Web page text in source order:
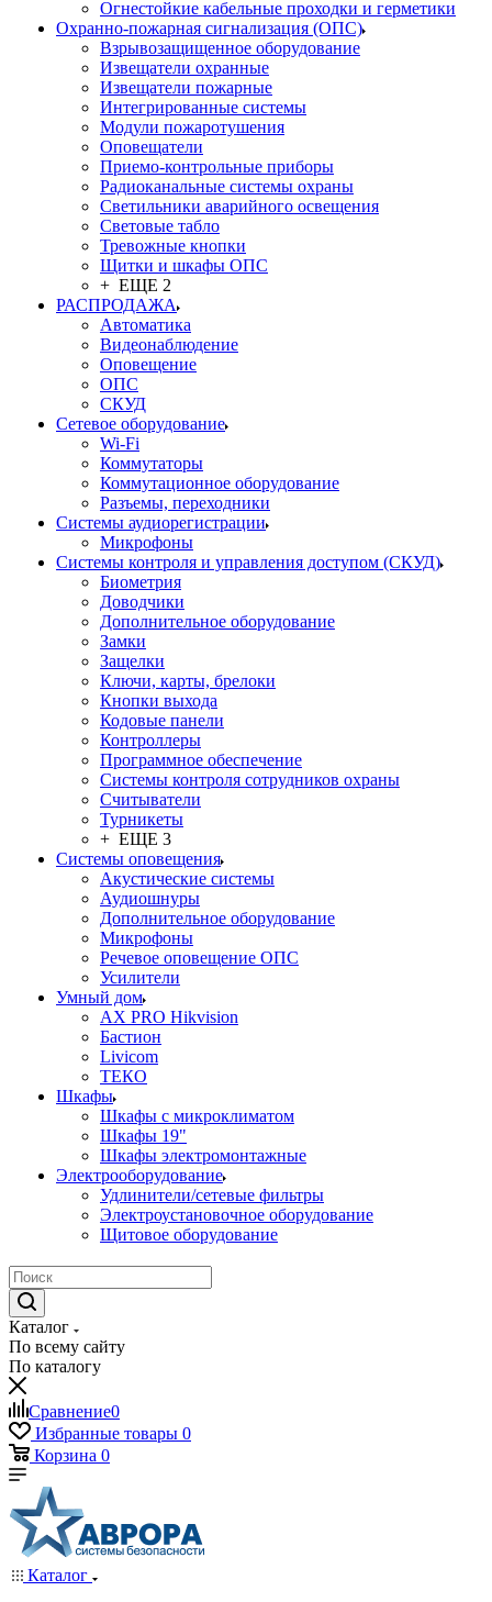
Огнестойкие кабельные проходки и герметики
Охранно-пожарная сигнализация (ОПС)
Взрывозащищенное оборудование
Извещатели охранные
Извещатели пожарные
Интегрированные системы
Модули пожаротушения
Оповещатели
Приемо-контрольные приборы
Радиоканальные системы охраны
Светильники аварийного освещения
Световые табло
Тревожные кнопки
Щитки и шкафы ОПС
+ ЕЩЕ 2
РАСПРОДАЖА
Автоматика
Видеонаблюдение
Оповещение
ОПС
СКУД
Сетевое оборудование
Wi-Fi
Коммутаторы
Коммутационное оборудование
Разъемы, переходники
Системы аудиорегистрации
Микрофоны
Системы контроля и управления доступом (СКУД)
Биометрия
Доводчики
Дополнительное оборудование
Замки
Защелки
Ключи, карты, брелоки
Кнопки выхода
Кодовые панели
Контроллеры
Программное обеспечение
Системы контроля сотрудников охраны
Считыватели
Турникеты
+ ЕЩЕ 3
Системы оповещения
Акустические системы
Аудиошнуры
Дополнительное оборудование
Микрофоны
Речевое оповещение ОПС
Усилители
Умный дом
AX PRO Hikvision
Бастион
Livicom
ТЕКО
Шкафы
Шкафы с микроклиматом
Шкафы 19"
Шкафы электромонтажные
Электрооборудование
Удлинители/сетевые фильтры
Электроустановочное оборудование
Щитовое оборудование
Каталог
По всему сайту
По каталогу
Сравнение0
Избранные товары 0
Корзина 0
Каталог